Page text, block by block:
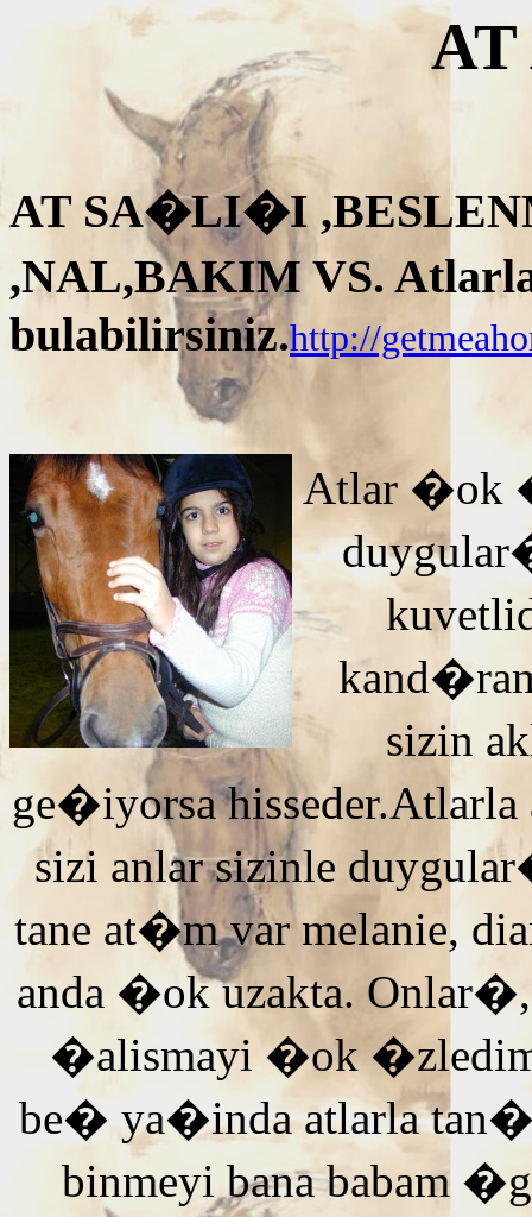
AT SA�LI�I
,NAL,BAKIM VS.
bulabilirsiniz.http://
Atlar �ok
sizin
ge�iyorsa
sizi anlar sizinle
tane at�m var melanie,
anda �ok uzakta.
�alismayi �ok
be� ya�inda atlarla
binmeyi bana babam